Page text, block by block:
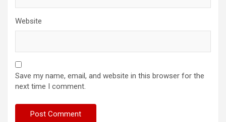
Website
Save my name, email, and website in this browser for the
next time I comment.